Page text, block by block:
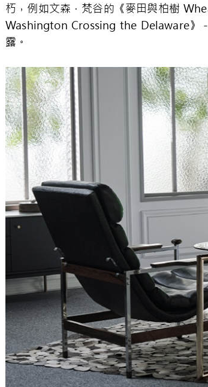
朽，例如文森．梵谷的《麥田與柏樹
Washington Crossing the Delaware》
露。